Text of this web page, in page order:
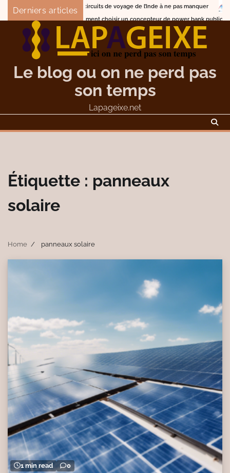
Skip
content
Derniers articlesLes circuits de voyage de l’Inde à ne pas manquer
Quelle
Comment choisir un concepteur de power bank publicitaire
Le blog ou on ne perd pas
son temps
Lapageixe.net
Étiquette : panneaux
solaire
Home panneaux solaire
1 min read 0